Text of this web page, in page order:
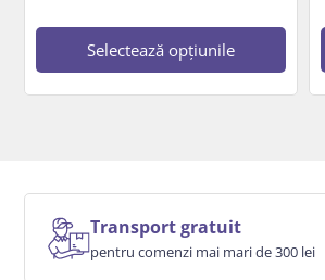
Selectează opțiunile
Transport gratuit
pentru comenzi mai mari de 300 lei